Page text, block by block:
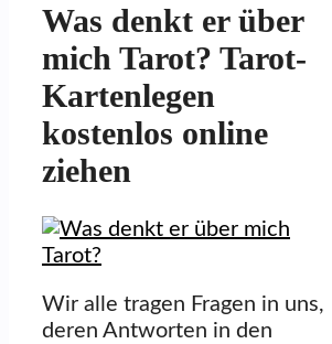
Was denkt er über
mich Tarot? Tarot-
Kartenlegen
kostenlos online
ziehen
Wir alle tragen Fragen in uns,
deren Antworten in den